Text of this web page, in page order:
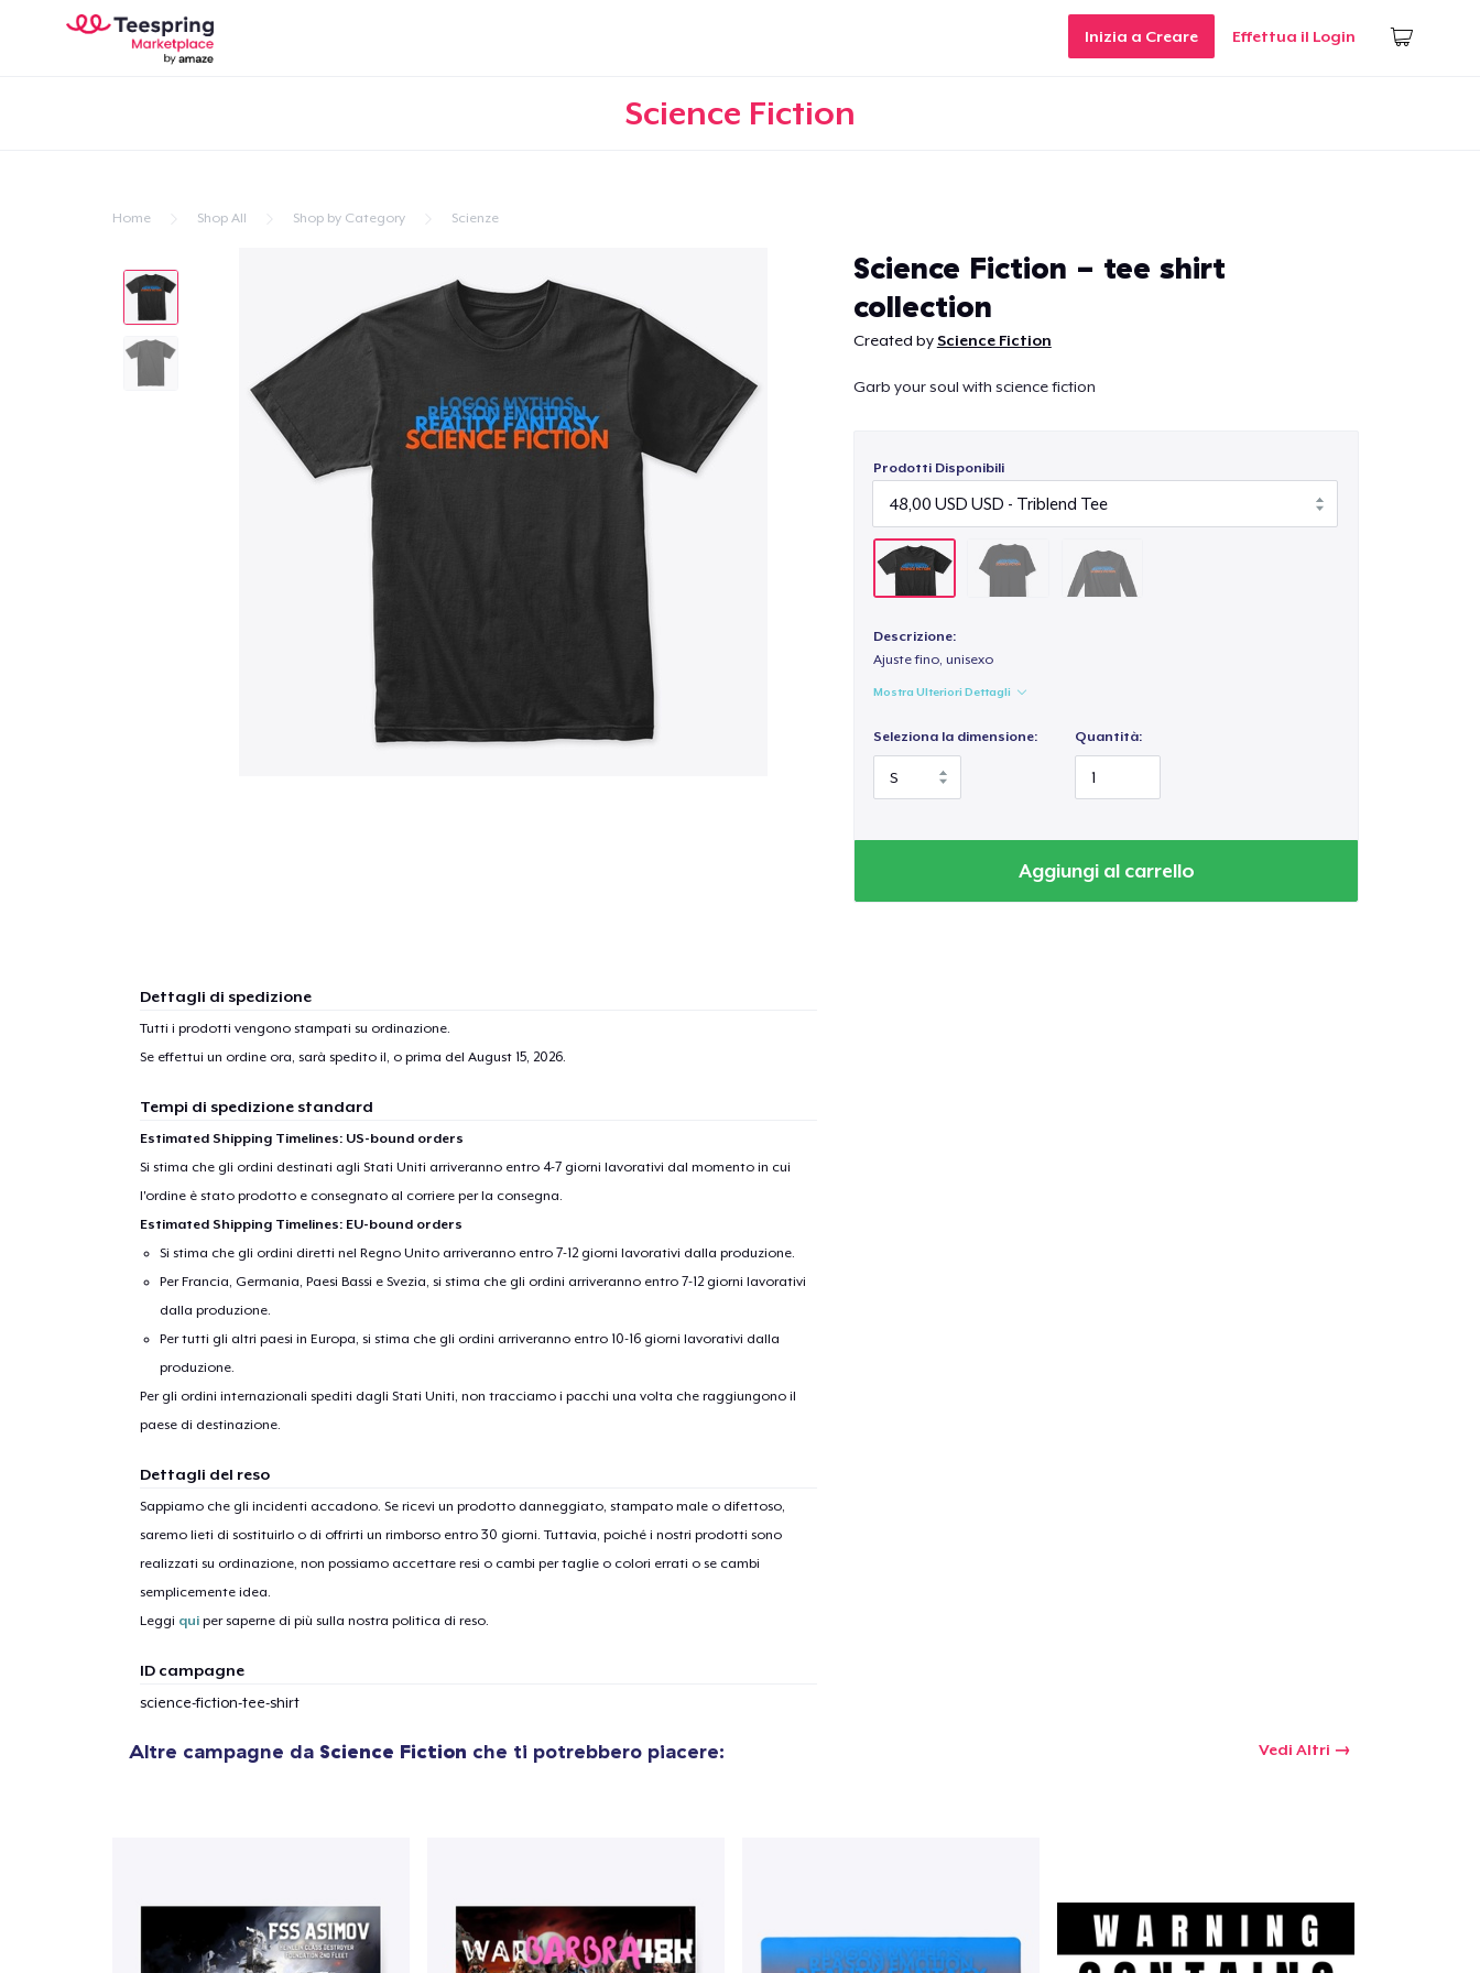
Inizia a Creare Effettua il Login
Science Fiction
Home Shop All Shop by Category Scienze
Science Fiction - tee shirt
collection
Created byScience Fiction
Garb your soul with science fiction
Prodotti Disponibili
Descrizione:
Ajuste fino, unisexo
Mostra Ulteriori Dettagli
Seleziona la dimensione: Quantità:
Aggiungi al carrello
Dettagli di spedizione
Tutti i prodotti vengono stampati su ordinazione.
Se effettui un ordine ora, sarà spedito il, o prima del August 15, 2026.
Tempi di spedizione standard
Estimated Shipping Timelines: US-bound orders
Si stima che gli ordini destinati agli Stati Uniti arriveranno entro 4-7 giorni lavorativi dal momento in cui
l'ordine è stato prodotto e consegnato al corriere per la consegna.
Estimated Shipping Timelines: EU-bound orders
Si stima che gli ordini diretti nel Regno Unito arriveranno entro 7-12 giorni lavorativi dalla produzione.
Per Francia, Germania, Paesi Bassi e Svezia, si stima che gli ordini arriveranno entro 7-12 giorni lavorativi
dalla produzione.
Per tutti gli altri paesi in Europa, si stima che gli ordini arriveranno entro 10-16 giorni lavorativi dalla
produzione.
Per gli ordini internazionali spediti dagli Stati Uniti, non tracciamo i pacchi una volta che raggiungono il
paese di destinazione.
Dettagli del reso
Sappiamo che gli incidenti accadono. Se ricevi un prodotto danneggiato, stampato male o difettoso,
saremo lieti di sostituirlo o di offrirti un rimborso entro 30 giorni. Tuttavia, poiché i nostri prodotti sono
realizzati su ordinazione, non possiamo accettare resi o cambi per taglie o colori errati o se cambi
semplicemente idea.
Leggi quiper saperne di più sulla nostra politica di reso.
ID campagne
science-fiction-tee-shirt
Altre campagne da Science Fiction che ti potrebbero piacere: Vedi Altri